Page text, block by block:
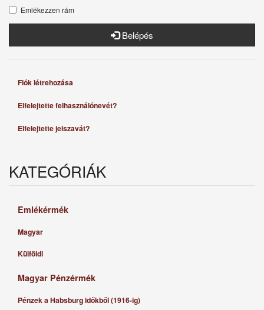
Emlékezzen rám
Belépés
Fiók létrehozása
Elfelejtette felhasználónevét?
Elfelejtette jelszavát?
KATEGÓRIÁK
Emlékérmék
Magyar
Külföldi
Magyar Pénzérmék
Pénzek a Habsburg időkből (1916-ig)